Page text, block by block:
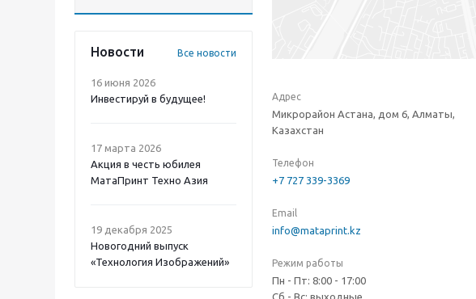
Новости Все новости
16 июня 2026
Инвестируй в будущее!
17 марта 2026
Акция в честь юбилея
МатаПринт Техно Азия
19 декабря 2025
Новогодний выпуск
«Технология Изображений»
Адрес
Микрорайон Астана, дом 6, Алматы,
Казахстан
Телефон
+7 727 339-3369
Email
info@mataprint.kz
Режим работы
Пн - Пт: 8:00 - 17:00
Сб - Вс: выходные